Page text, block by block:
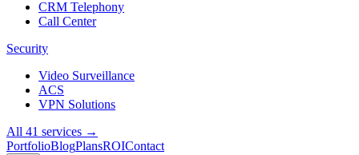
CRM Telephony
Call Center
Security
Video Surveillance
ACS
VPN Solutions
All 41 services →
PortfolioBlogPlansROIContact